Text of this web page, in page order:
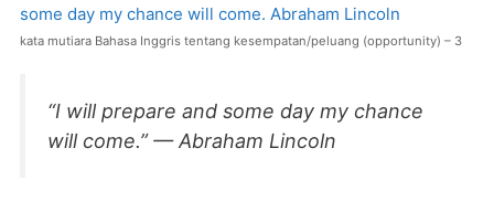
kata mutiara Bahasa Inggris tentang kesempatan/peluang (opportunity) – 3
“I will prepare and some day my chance
will come.” — Abraham Lincoln